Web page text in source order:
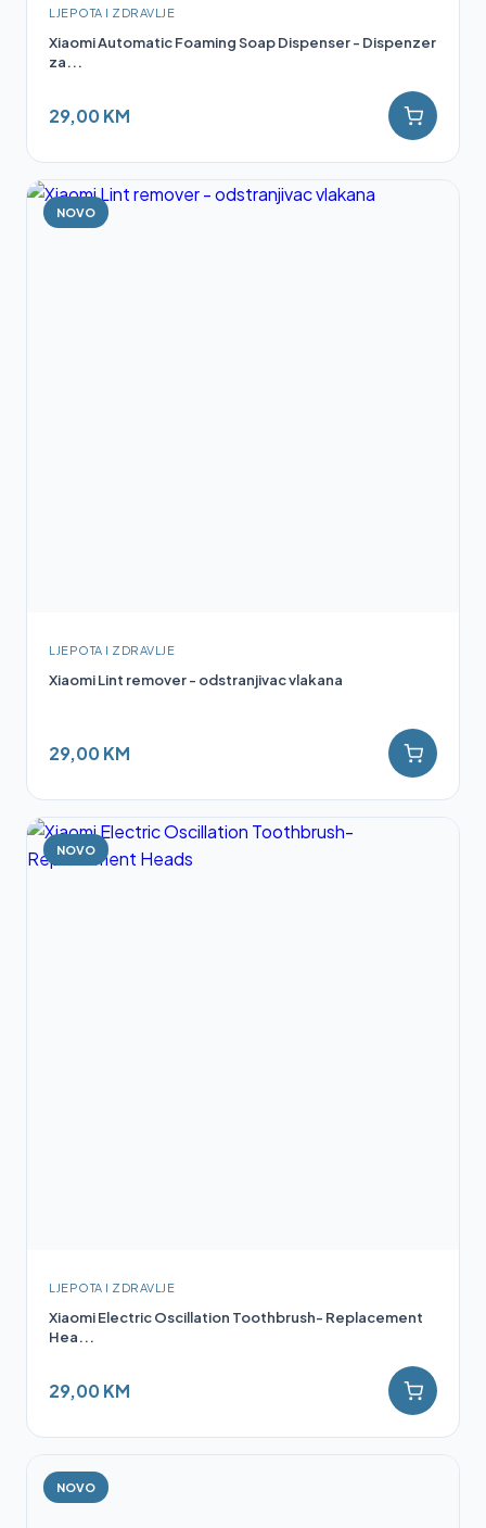
LJEPOTA I ZDRAVLJE
Xiaomi Automatic Foaming Soap Dispenser - Dispenzer
za...
29,00 KM
NOVO
LJEPOTA I ZDRAVLJE
Xiaomi Lint remover - odstranjivac vlakana
29,00 KM
NOVO
LJEPOTA I ZDRAVLJE
Xiaomi Electric Oscillation Toothbrush- Replacement
Hea...
29,00 KM
NOVO